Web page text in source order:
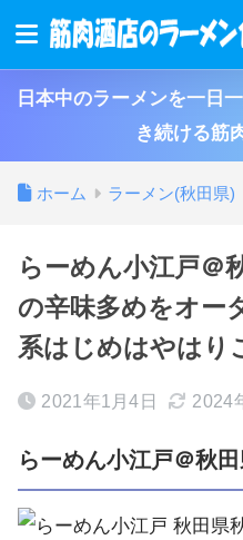
日本中のラーメンを一日
き続ける筋
ホーム ラーメン(秋田県)
らーめん小江戸＠
の辛味多めをオー
系はじめはやはり
2021年1月4日 2024
らーめん小江戸＠秋